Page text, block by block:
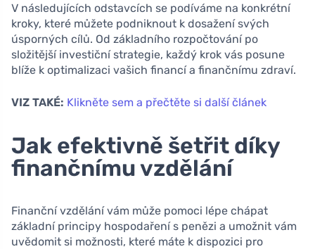
V následujících odstavcích se podíváme na konkrétní
kroky, které můžete podniknout k dosažení svých
úsporných cílů. Od základního rozpočtování po
složitější investiční strategie, každý krok vás posune
blíže k optimalizaci vašich financí a finančnímu zdraví.
VIZ TAKÉ: Klikněte sem a přečtěte si další článek
Jak efektivně šetřit díky
finančnímu vzdělání
Finanční vzdělání vám může pomoci lépe chápat
základní principy hospodaření s penězi a umožnit vám
uvědomit si možnosti, které máte k dispozici pro